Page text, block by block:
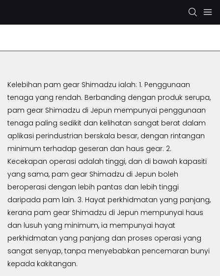
Kelebihan pam gear Shimadzu ialah: 1. Penggunaan
tenaga yang rendah. Berbanding dengan produk serupa,
pam gear Shimadzu di Jepun mempunyai penggunaan
tenaga paling sedikit dan kelihatan sangat berat dalam
aplikasi perindustrian berskala besar, dengan rintangan
minimum terhadap geseran dan haus gear. 2.
Kecekapan operasi adalah tinggi, dan di bawah kapasiti
yang sama, pam gear Shimadzu di Jepun boleh
beroperasi dengan lebih pantas dan lebih tinggi
daripada pam lain. 3. Hayat perkhidmatan yang panjang,
kerana pam gear Shimadzu di Jepun mempunyai haus
dan lusuh yang minimum, ia mempunyai hayat
perkhidmatan yang panjang dan proses operasi yang
sangat senyap, tanpa menyebabkan pencemaran bunyi
kepada kakitangan.